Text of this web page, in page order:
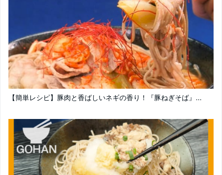
【簡単レシピ】豚肉と香ばしいネギの香り！『豚ねぎそば』...